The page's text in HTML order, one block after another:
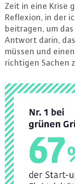
Zeit in eine Krise
Reflexion, in der
beitragen, um
Antwort darin,
müssen und
richtigen Sachen